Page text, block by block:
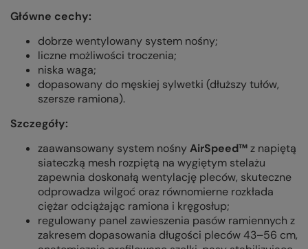
Główne cechy:
dobrze wentylowany system nośny;
liczne możliwości troczenia;
niska waga;
dopasowany do męskiej sylwetki (dłuższy tułów,
szersze ramiona).
Szczegóły:
zaawansowany system nośnyAirSpeed™z napiętą
siateczką mesh rozpiętą na wygiętym stelażu
zapewnia doskonałą wentylację pleców, skuteczne
odprowadza wilgoć oraz równomierne rozkłada
ciężar odciążając ramiona i kręgosłup;
regulowany panel zawieszenia pasów ramiennych z
zakresem dopasowania długości pleców 43–56 cm,